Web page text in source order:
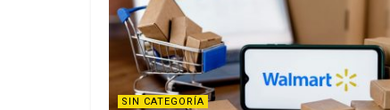
SIN CATEGORÍA